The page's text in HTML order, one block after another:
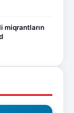
miqrantların